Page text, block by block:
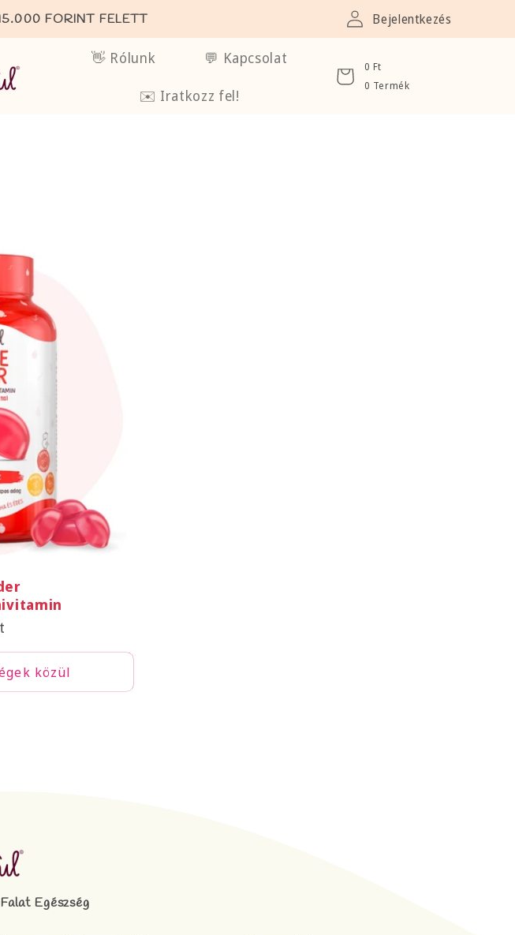
FORINT FELETT Bejelentkezés
👋 Rólunk 💬 Kapcsolat
✉️ Iratkozz fel!
0 Ft
0 Termék
közül
Egészség